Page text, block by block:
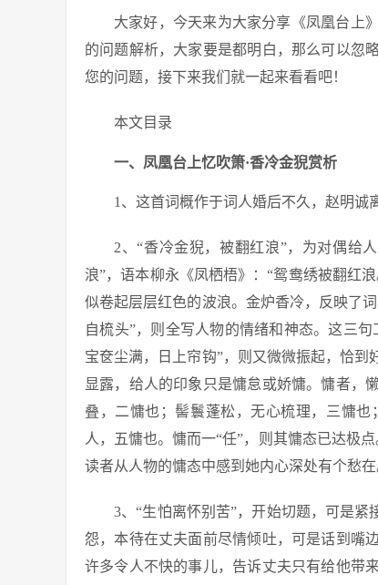
大家好，今天来为大家分享《凤凰台上
的问题解析，大家要是都明白，那么可以忽
您的问题，接下来我们就一起来看看吧！
本文目录
一、凤凰台上忆吹箫·香冷金猊赏析
1、这首词概作于词人婚后不久，赵明诚
2、“香冷金猊，被翻红浪”，为对偶给
浪”，语本柳永《凤栖梧》：“鸳鸯绣被翻红
似卷起层层红色的波浪。金炉香冷，反映了
自梳头”，则全写人物的情绪和神态。这三
宝奁尘满，日上帘钩”，则又微微振起，恰
显露，给人的印象只是慵怠或娇慵。慵者，
叠，二慵也；髻鬟蓬松，无心梳理，三慵
人，五慵也。慵而一“任”，则其慵态已达极
读者从人物的慵态中感到她内心深处有个愁在
3、“生怕离怀别苦”，开始切题，可是
怨，本待在丈夫面前尽情倾吐，可是话到嘴
许多令人不快的事儿，告诉丈夫只有给他带